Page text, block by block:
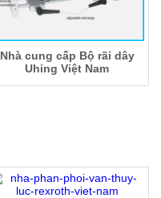
Nhà cung cấp Bộ rãi dây
Uhing Việt Nam